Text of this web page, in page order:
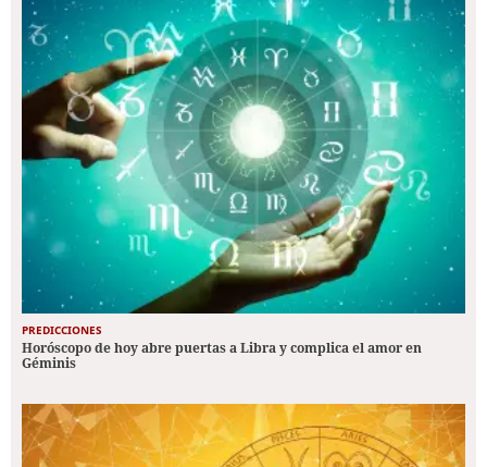
PREDICCIONES
Horóscopo de hoy abre puertas a Libra y complica el amor en
Géminis